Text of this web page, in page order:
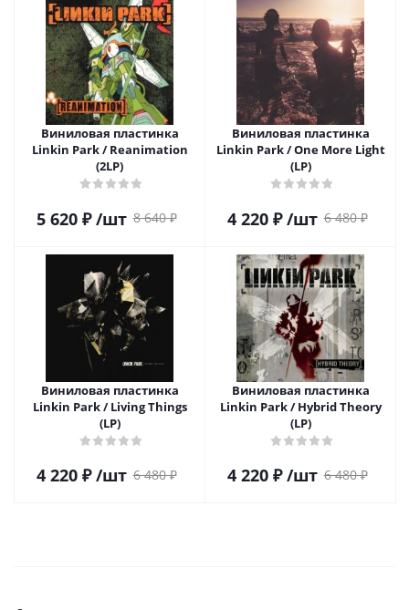
Виниловая пластинка
Linkin Park / Reanimation
(2LP)
5 620₽ /шт 8 640₽
Виниловая пластинка
Linkin Park / One More Light
(LP)
4 220₽ /шт 6 480₽
Виниловая пластинка
Linkin Park / Living Things
(LP)
4 220₽ /шт 6 480₽
Виниловая пластинка
Linkin Park / Hybrid Theory
(LP)
4 220₽ /шт 6 480₽